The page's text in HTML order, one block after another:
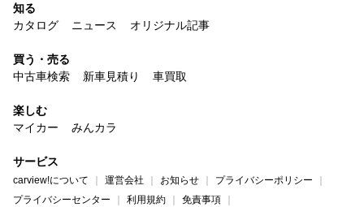
知る
カタログ
ニュース オリジナル記事
買う・売る
中古車検索
新車見積り 車買取
楽しむ
マイカー
みんカラ
サービス
carview!について 運営会社 お知らせ
プライバシーポリシー
プライバシーセンター
利用規約
免責事項